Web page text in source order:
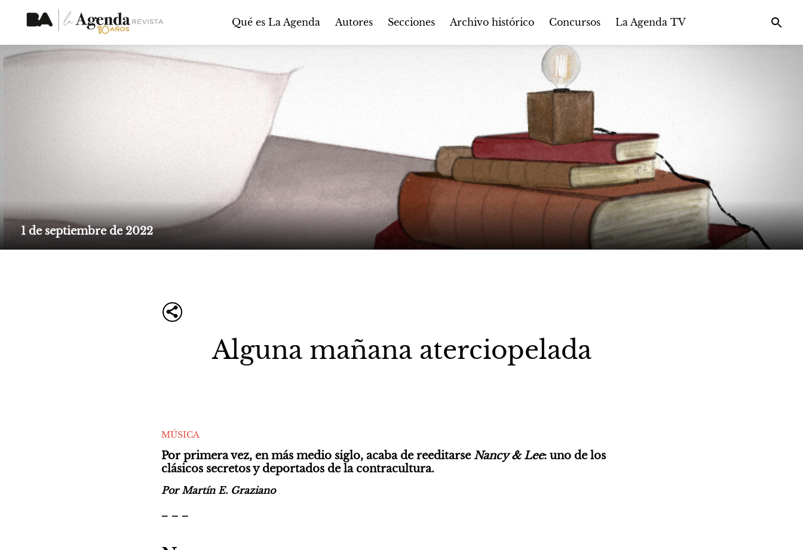
Qué es La Agenda Autores Secciones Archivo histórico Concursos La Agenda TV
1 de septiembre de 2022
Alguna mañana aterciopelada
MÚSICA
Por primera vez, en más medio siglo, acaba de reeditarse Nancy & Lee: uno de los
clásicos secretos y deportados de la contracultura.
Por Martín E. Graziano